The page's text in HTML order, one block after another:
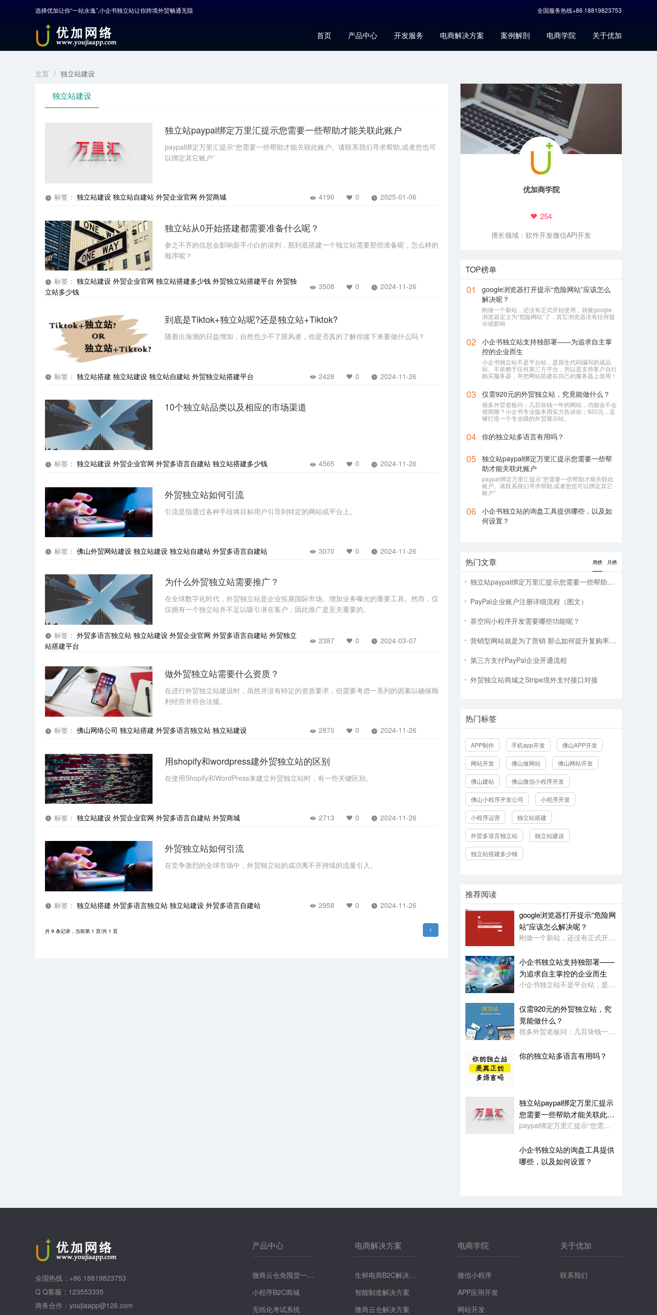
选择优加让你“一站永逸”,小企书独立站让你跨境外贸畅通无阻 全国服务热线+86 18819823753
首页 产品中心 开发服务 电商解决方案 案例解剖 电商学院 关于优加
首页
产品中心
主页 / 独立站建设
独立站建设
独立站paypal绑定万里汇提示您需要一些帮助才能关联此账户
paypal绑定万里汇提示“您需要一些帮助才能关联此账户。请联系我们寻求帮助,或者您也可
以绑定其它账户”
标签： 独立站建设 独立站自建站 外贸企业官网 外贸商城 4190 0 2025-01-06
独立站从0开始搭建都需要准备什么呢？
参之不齐的信息会影响新手小白的误判，那到底搭建一个独立站需要那些准备呢，怎么样的
顺序呢？
标签： 独立站建设 外贸企业官网 独立站搭建多少钱 外贸独立站搭建平台 外贸独
立站多少钱
3508 0 2024-11-26
到底是Tiktok+独立站呢?还是独立站+Tiktok?
随着出海潮的日益增加，自然也少不了跟风者，你是否真的了解你接下来要做什么吗？
标签： 独立站搭建 独立站建设 独立站自建站 外贸独立站搭建平台 2428 0 2024-11-26
10个独立站品类以及相应的市场渠道
标签： 独立站建设 外贸企业官网 外贸多语言自建站 独立站搭建多少钱 4565 0 2024-11-26
外贸独立站如何引流
引流是指通过各种手段将目标用户引导到特定的网站或平台上。
标签： 佛山外贸网站建设 独立站建设 独立站自建站 外贸多语言自建站 3070 0 2024-11-26
为什么外贸独立站需要推广？
在全球数字化时代，外贸独立站是企业拓展国际市场、增加业务曝光的重要工具。然而，仅
仅拥有一个独立站并不足以吸引潜在客户，因此推广是至关重要的。
标签： 外贸多语言独立站 独立站建设 外贸企业官网 外贸多语言自建站 外贸独立
站搭建平台
2387 0 2024-03-07
做外贸独立站需要什么资质？
在进行外贸独立站建设时，虽然并没有特定的资质要求，但需要考虑一系列的因素以确保顺
利经营并符合法规。
标签： 佛山网络公司 独立站搭建 外贸多语言独立站 独立站建设 2870 0 2024-11-26
用shopify和wordpress建外贸独立站的区别
在使用Shopify和WordPress来建立外贸独立站时，有一些关键区别。
标签： 独立站建设 外贸企业官网 外贸多语言自建站 外贸商城 2713 0 2024-11-26
外贸独立站如何引流
在竞争激烈的全球市场中，外贸独立站的成功离不开持续的流量引入。
标签： 独立站搭建 外贸多语言独立站 独立站建设 外贸多语言自建站 2958 0 2024-11-26
共 9 条记录，当前第 1 页/共 1 页 1
优加商学院
254
擅长领域： 软件开发微信API开发
TOP榜单
01
google浏览器打开提示“危险网站”应该怎么
解决呢？
刚做一个新站，还没有正式开始使用，就被google
浏览器定义为“危险网站”了，其它浏览器没有任何提
示或影响
02 小企书独立站支持独部署——为追求自主掌
控的企业而生
小企书独立站不是平台站，是原生代码编写的成品
站。不依赖于任何第三方平台，所以是支持客户自行
购买服务器，并把网站搭建在自己的服务器上使用！
03 仅需920元的外贸独立站，究竟能做什么？
很多外贸老板问：几百块钱一年的网站，功能会不会
很简陋？小企书专业版本用实力告诉你：920元，足
够打造一个专业级的外贸展示站。
04 你的独立站多语言有用吗？
05 独立站paypal绑定万里汇提示您需要一些帮
助才能关联此账户
paypal绑定万里汇提示“您需要一些帮助才能关联此
账户。请联系我们寻求帮助,或者您也可以绑定其它
账户”
06 小企书独立站的询盘工具提供哪些，以及如
何设置？
热门文章 周榜 月榜
独立站paypal绑定万里汇提示您需要一些帮助才能关联此账户
PayPal企业账户注册详细流程（图文）
茶空间小程序开发需要哪些功能呢？
营销型网站就是为了营销 那么如何提升复购率呢?
第三方支付PayPal企业开通流程
外贸独立站商城之Stripe境外支付接口对接
热门标签
APP制作 手机app开发 佛山APP开发
网站开发 佛山做网站 佛山网站开发
佛山建站 佛山微信小程序开发
佛山小程序开发公司 小程序开发
小程序运营 独立站搭建
外贸多语言独立站 独立站建设
独立站搭建多少钱
推荐阅读
google浏览器打开提示“危险网
站”应该怎么解决呢？
刚做一个新站，还没有正式开始使用，就被google浏览器定义为“危险网站”了，其它浏览器没有任何提示或影响
小企书独立站支持独部署——
为追求自主掌控的企业而生
小企书独立站不是平台站，是原生代码编写的成品站。不依赖于任何第三方平台，所以是支持客户自行购买服务器，并把网站搭建在自己的服务器上使用！
仅需920元的外贸独立站，究
竟能做什么？
很多外贸老板问：几百块钱一年的网站，功能会不会很简陋？小企书专业版本用实力告诉你：920元，足够打造一个专业级的外贸展示站。
你的独立站多语言有用吗？
独立站paypal绑定万里汇提示
您需要一些帮助才能关联此账
户
paypal绑定万里汇提示“您需要一些帮助才能关联此账户。请联系我们寻求帮助,或者您也可以绑定其它账户”
小企书独立站的询盘工具提供
哪些，以及如何设置？
全国热线：+86 18819823753
Q Q客服：123553335
商务合作：youjiaapp@126.com
产品中心
微商云仓免囤货一键
提货系统
小程序B2C商城
无纸化考试系统
电商解决方案
生鲜电商B2C解决方
案
智能制造解决方案
微商云仓解决方案
电商学院
微信小程序
APP应用开发
网站开发
关于优加
联系我们
手机
咨询内容
立即提交